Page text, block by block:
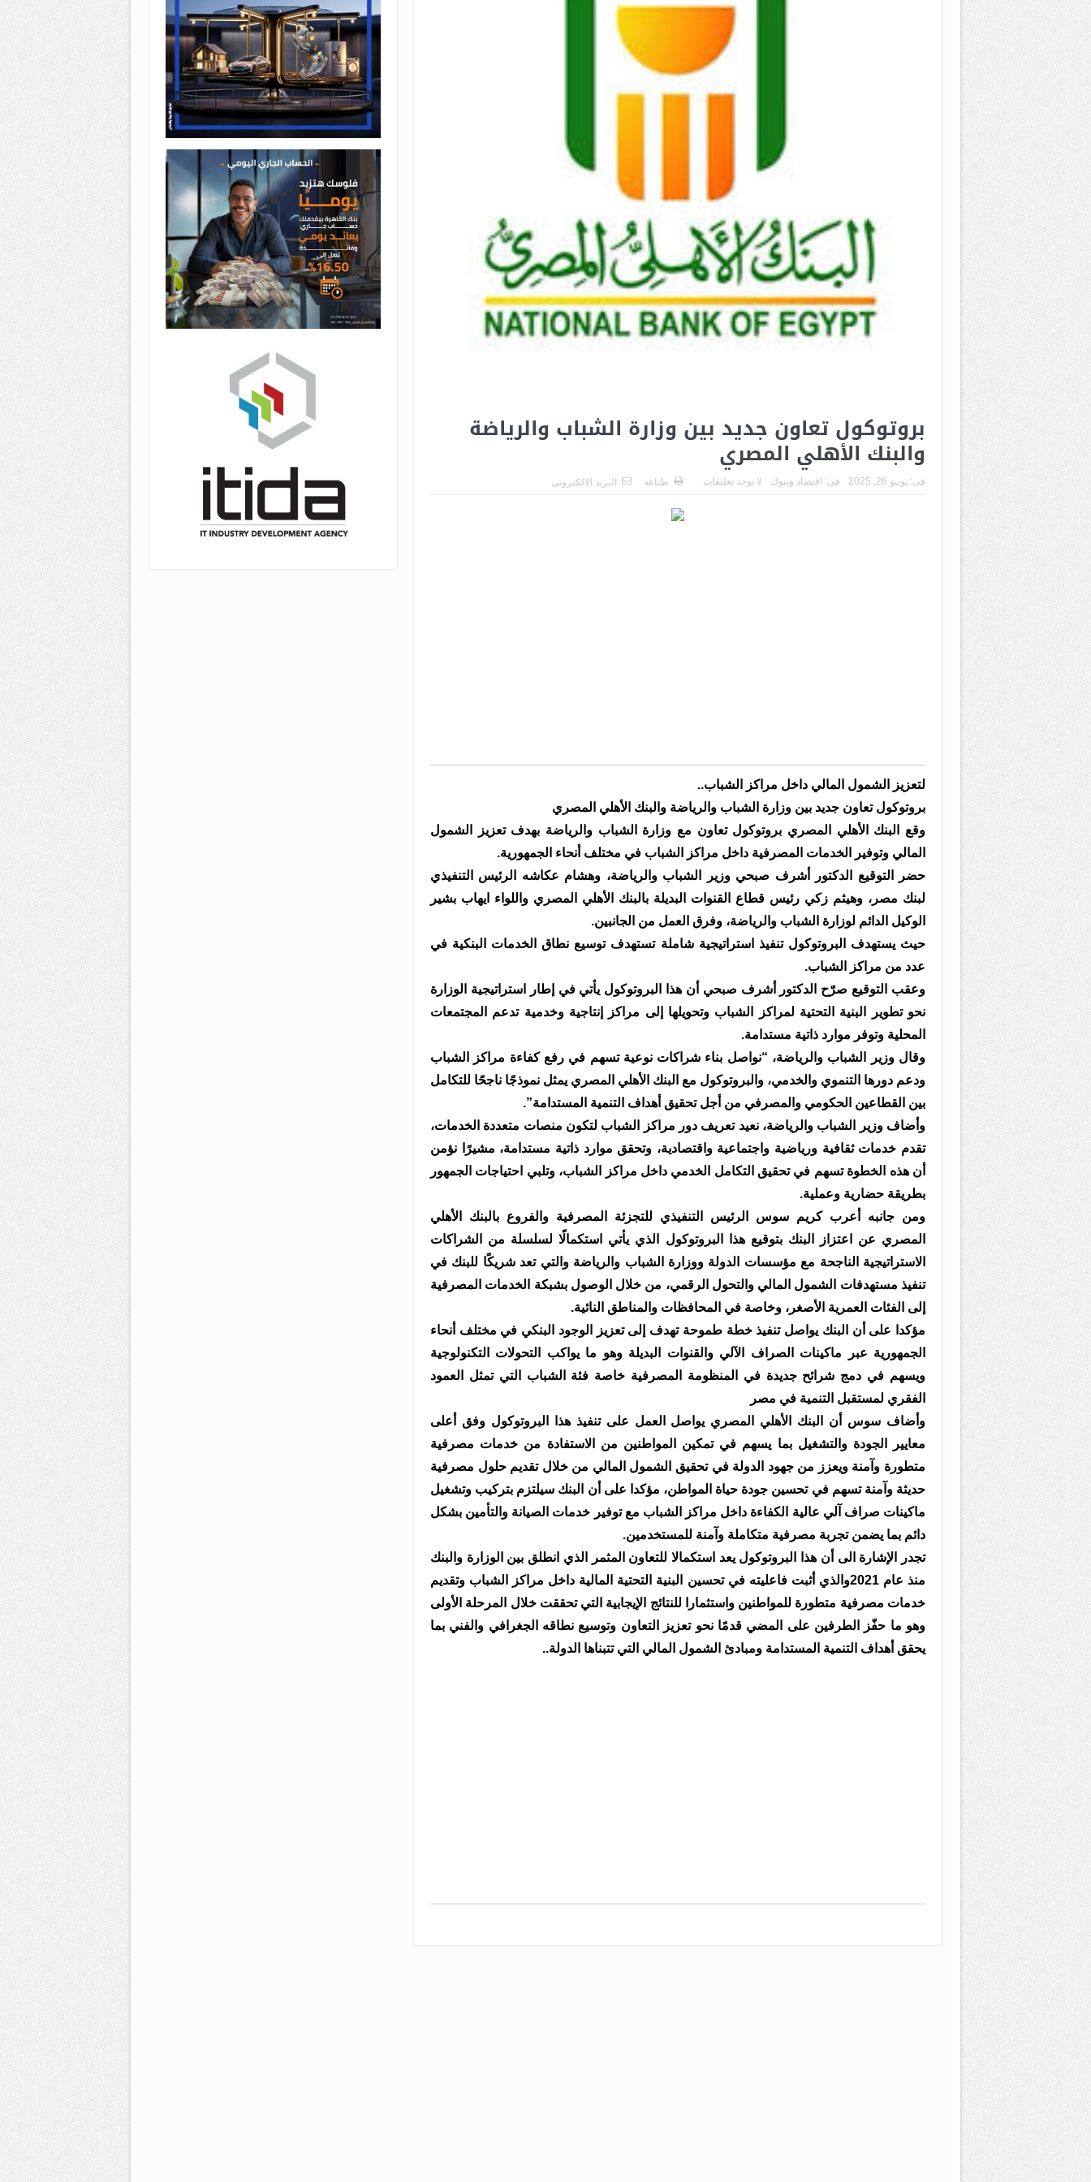
بروتوكول تعاون جديد بين وزارة الشباب والرياضة
والبنك الأهلي المصري
فى: يونيو 26, 2025 فى: اقتصاد وبنوك لا يوجد تعليقات طباعة البريد الالكترونى
لتعزيز الشمول المالي داخل مراكز الشباب..
بروتوكول تعاون جديد بين وزارة الشباب والرياضة والبنك الأهلي المصري
وقع البنك الأهلي المصري بروتوكول تعاون مع وزارة الشباب والرياضة بهدف تعزيز الشمول
المالي وتوفير الخدمات المصرفية داخل مراكز الشباب في مختلف أنحاء الجمهورية.
حضر التوقيع الدكتور أشرف صبحي وزير الشباب والرياضة، وهشام عكاشه الرئيس التنفيذي
لبنك مصر، وهيثم زكي رئيس قطاع القنوات البديلة بالبنك الأهلي المصري واللواء ايهاب بشير
الوكيل الدائم لوزارة الشباب والرياضة، وفرق العمل من الجانبين.
حيث يستهدف البروتوكول تنفيذ استراتيجية شاملة تستهدف توسيع نطاق الخدمات البنكية في
عدد من مراكز الشباب.
وعقب التوقيع صرّح الدكتور أشرف صبحي أن هذا البروتوكول يأتي في إطار استراتيجية الوزارة
نحو تطوير البنية التحتية لمراكز الشباب وتحويلها إلى مراكز إنتاجية وخدمية تدعم المجتمعات
المحلية وتوفر موارد ذاتية مستدامة.
وقال وزير الشباب والرياضة، “نواصل بناء شراكات نوعية تسهم في رفع كفاءة مراكز الشباب
ودعم دورها التنموي والخدمي، والبروتوكول مع البنك الأهلي المصري يمثل نموذجًا ناجحًا للتكامل
بين القطاعين الحكومي والمصرفي من أجل تحقيق أهداف التنمية المستدامة”.
وأضاف وزير الشباب والرياضة، نعيد تعريف دور مراكز الشباب لتكون منصات متعددة الخدمات،
تقدم خدمات ثقافية ورياضية واجتماعية واقتصادية، وتحقق موارد ذاتية مستدامة، مشيرًا نؤمن
أن هذه الخطوة تسهم في تحقيق التكامل الخدمي داخل مراكز الشباب، وتلبي احتياجات الجمهور
بطريقة حضارية وعملية.
ومن جانبه أعرب كريم سوس الرئيس التنفيذي للتجزئة المصرفية والفروع بالبنك الأهلي
المصري عن اعتزاز البنك بتوقيع هذا البروتوكول الذي يأتي استكمالًا لسلسلة من الشراكات
الاستراتيجية الناجحة مع مؤسسات الدولة ووزارة الشباب والرياضة والتي تعد شريكًا للبنك في
تنفيذ مستهدفات الشمول المالي والتحول الرقمي، من خلال الوصول بشبكة الخدمات المصرفية
إلى الفئات العمرية الأصغر، وخاصة في المحافظات والمناطق النائية.
مؤكدا على أن البنك يواصل تنفيذ خطة طموحة تهدف إلى تعزيز الوجود البنكي في مختلف أنحاء
الجمهورية عبر ماكينات الصراف الآلي والقنوات البديلة وهو ما يواكب التحولات التكنولوجية
ويسهم في دمج شرائح جديدة في المنظومة المصرفية خاصة فئة الشباب التي تمثل العمود
الفقري لمستقبل التنمية في مصر
وأضاف سوس أن البنك الأهلي المصري يواصل العمل على تنفيذ هذا البروتوكول وفق أعلى
معايير الجودة والتشغيل بما يسهم في تمكين المواطنين من الاستفادة من خدمات مصرفية
متطورة وآمنة ويعزز من جهود الدولة في تحقيق الشمول المالي من خلال تقديم حلول مصرفية
حديثة وآمنة تسهم في تحسين جودة حياة المواطن، مؤكدا على أن البنك سيلتزم بتركيب وتشغيل
ماكينات صراف آلي عالية الكفاءة داخل مراكز الشباب مع توفير خدمات الصيانة والتأمين بشكل
دائم بما يضمن تجربة مصرفية متكاملة وآمنة للمستخدمين.
تجدر الإشارة الى أن هذا البروتوكول يعد استكمالا للتعاون المثمر الذي انطلق بين الوزارة والبنك
منذ عام 2021والذي أثبت فاعليته في تحسين البنية التحتية المالية داخل مراكز الشباب وتقديم
خدمات مصرفية متطورة للمواطنين واستثمارا للنتائج الإيجابية التي تحققت خلال المرحلة الأولى
وهو ما حفّز الطرفين على المضي قدمًا نحو تعزيز التعاون وتوسيع نطاقه الجغرافي والفني بما
يحقق أهداف التنمية المستدامة ومبادئ الشمول المالي التي تتبناها الدولة..